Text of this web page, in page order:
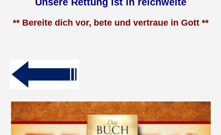
** Bereite dich vor, bete und vertraue in Gott **